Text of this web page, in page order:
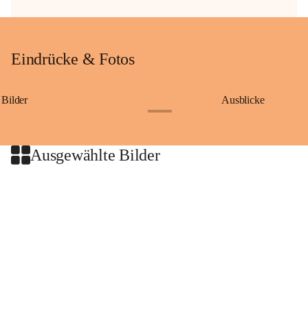
Eindrücke & Fotos
Bilder Ausblicke
Ausgewählte Bilder